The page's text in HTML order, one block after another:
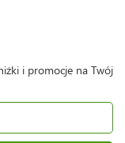
i promocje na Twój